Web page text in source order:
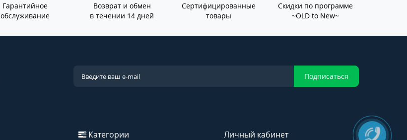
Гарантийное
обслуживание
Возврат и обмен
в течении 14 дней
Сертифицированные
товары
Скидки по программе
~OLD to New~
Подписаться
Категории Личный кабинет